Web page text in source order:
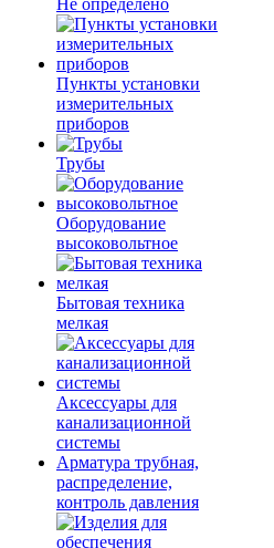
Не определено
Пункты установки
измерительных
приборов
Трубы
Оборудование
высоковольтное
Бытовая техника
мелкая
Аксессуары для
канализационной
системы
Арматура трубная,
распределение,
контроль давления